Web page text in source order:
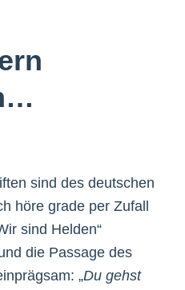
sind des deutschen
höre grade per Zufall
sind Helden“
die Passage des
„Du gehst